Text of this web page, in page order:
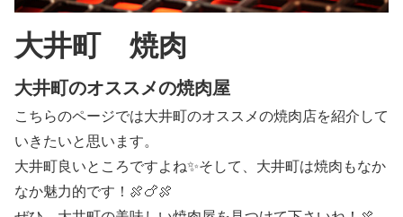
大井町 焼肉
大井町のオススメの焼肉屋
こちらのページでは大井町のオススメの焼肉店を紹介して
いきたいと思います。
大井町良いところですよね✨そして、大井町は焼肉もなか
なか魅力的です！🍖🍗🍖